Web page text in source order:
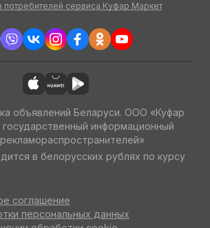
потребителей сервиса Куфар Маркет
объявлений Беларуси. ООО «Куфар
информационный
в белорусских рублях по курсу
соглашение
персональных данных